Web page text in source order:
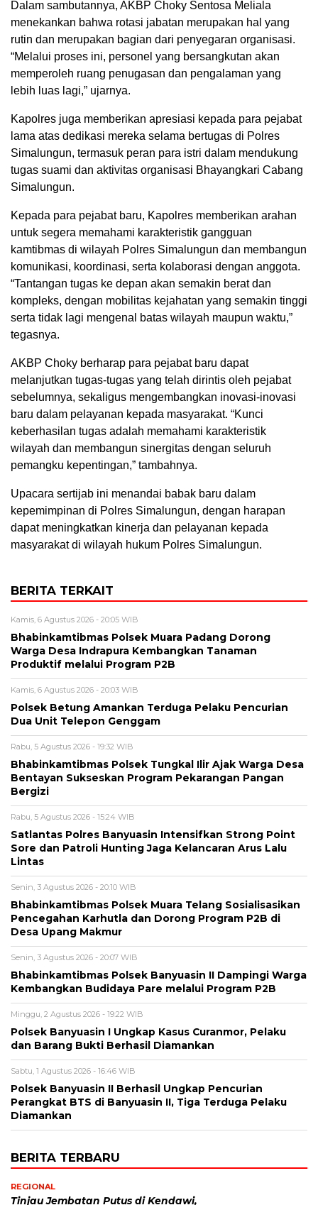
Dalam sambutannya, AKBP Choky Sentosa Meliala
menekankan bahwa rotasi jabatan merupakan hal yang
rutin dan merupakan bagian dari penyegaran organisasi.
“Melalui proses ini, personel yang bersangkutan akan
memperoleh ruang penugasan dan pengalaman yang
lebih luas lagi,” ujarnya.
Kapolres juga memberikan apresiasi kepada para pejabat
lama atas dedikasi mereka selama bertugas di Polres
Simalungun, termasuk peran para istri dalam mendukung
tugas suami dan aktivitas organisasi Bhayangkari Cabang
Simalungun.
Kepada para pejabat baru, Kapolres memberikan arahan
untuk segera memahami karakteristik gangguan
kamtibmas di wilayah Polres Simalungun dan membangun
komunikasi, koordinasi, serta kolaborasi dengan anggota.
“Tantangan tugas ke depan akan semakin berat dan
kompleks, dengan mobilitas kejahatan yang semakin tinggi
serta tidak lagi mengenal batas wilayah maupun waktu,”
tegasnya.
AKBP Choky berharap para pejabat baru dapat
melanjutkan tugas-tugas yang telah dirintis oleh pejabat
sebelumnya, sekaligus mengembangkan inovasi-inovasi
baru dalam pelayanan kepada masyarakat. “Kunci
keberhasilan tugas adalah memahami karakteristik
wilayah dan membangun sinergitas dengan seluruh
pemangku kepentingan,” tambahnya.
Upacara sertijab ini menandai babak baru dalam
kepemimpinan di Polres Simalungun, dengan harapan
dapat meningkatkan kinerja dan pelayanan kepada
masyarakat di wilayah hukum Polres Simalungun.
BERITA TERKAIT
Kamis, 6 Agustus 2026 - 20:05 WIB
Bhabinkamtibmas Polsek Muara Padang Dorong
Warga Desa Indrapura Kembangkan Tanaman
Produktif melalui Program P2B
Kamis, 6 Agustus 2026 - 20:03 WIB
Polsek Betung Amankan Terduga Pelaku Pencurian
Dua Unit Telepon Genggam
Rabu, 5 Agustus 2026 - 19:32 WIB
Bhabinkamtibmas Polsek Tungkal Ilir Ajak Warga Desa
Bentayan Sukseskan Program Pekarangan Pangan
Bergizi
Rabu, 5 Agustus 2026 - 15:24 WIB
Satlantas Polres Banyuasin Intensifkan Strong Point
Sore dan Patroli Hunting Jaga Kelancaran Arus Lalu
Lintas
Senin, 3 Agustus 2026 - 20:10 WIB
Bhabinkamtibmas Polsek Muara Telang Sosialisasikan
Pencegahan Karhutla dan Dorong Program P2B di
Desa Upang Makmur
Senin, 3 Agustus 2026 - 20:07 WIB
Bhabinkamtibmas Polsek Banyuasin II Dampingi Warga
Kembangkan Budidaya Pare melalui Program P2B
Minggu, 2 Agustus 2026 - 19:22 WIB
Polsek Banyuasin I Ungkap Kasus Curanmor, Pelaku
dan Barang Bukti Berhasil Diamankan
Sabtu, 1 Agustus 2026 - 16:46 WIB
Polsek Banyuasin II Berhasil Ungkap Pencurian
Perangkat BTS di Banyuasin II, Tiga Terduga Pelaku
Diamankan
BERITA TERBARU
REGIONAL
Tinjau Jembatan Putus di Kendawi,